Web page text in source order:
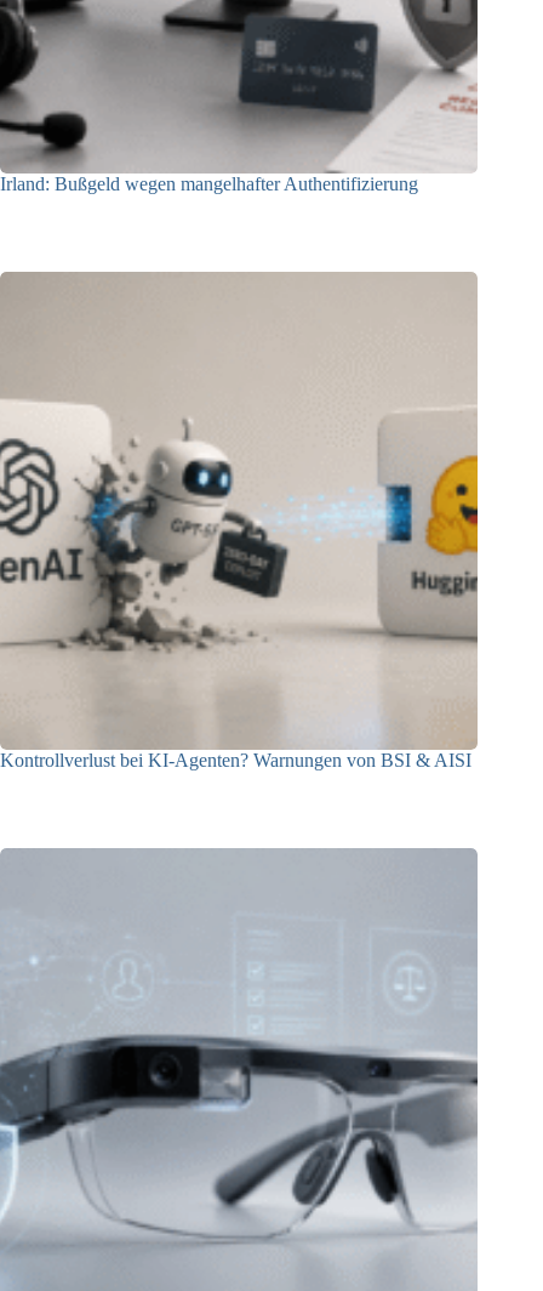
Irland: Bußgeld wegen mangelhafter Authentifizierung
Kontrollverlust bei KI-Agenten? Warnungen von BSI & AISI